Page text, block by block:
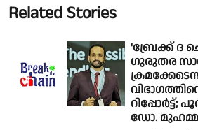
Related Stories
'ബ്രേക്ക് ദ
ഗുരുതര
റിപ്പോർട്ട്;
ഡോ.